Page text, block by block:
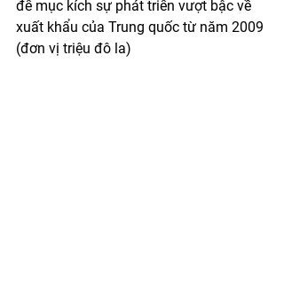
để mục kích sự phát triển vượt bậc về
xuất khẩu của Trung quốc từ năm 2009
(đơn vị triệu đô la)